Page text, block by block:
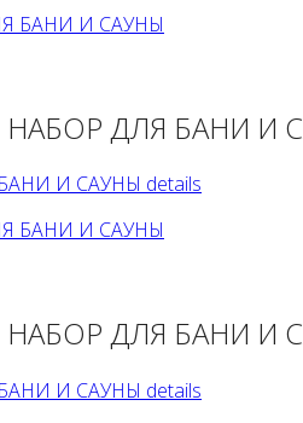
ДЛЯ БАНИ И
И САУНЫ details
ДЛЯ БАНИ И
И САУНЫ details